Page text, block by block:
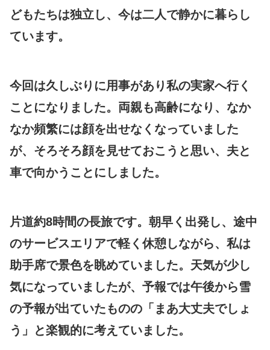
どもたちは独立し、今は二人で静かに暮らし
ています。
今回は久しぶりに用事があり私の実家へ行く
ことになりました。両親も高齢になり、なか
なか頻繁には顔を出せなくなっていました
が、そろそろ顔を見せておこうと思い、夫と
車で向かうことにしました。
片道約8時間の長旅です。朝早く出発し、途中
のサービスエリアで軽く休憩しながら、私は
助手席で景色を眺めていました。天気が少し
気になっていましたが、予報では午後から雪
の予報が出ていたものの「まあ大丈夫でしょ
う」と楽観的に考えていました。